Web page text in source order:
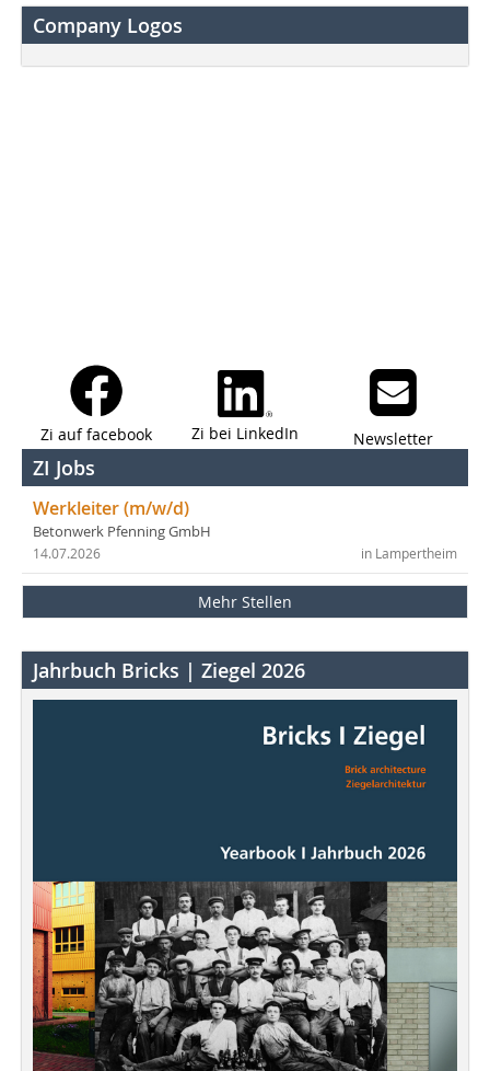
Company Logos
Zi auf facebook Zi bei LinkedIn Newsletter
ZI Jobs
Werkleiter (m/w/d)
Betonwerk Pfenning GmbH
in Lampertheim
14.07.2026
Mehr Stellen
Jahrbuch Bricks | Ziegel 2026